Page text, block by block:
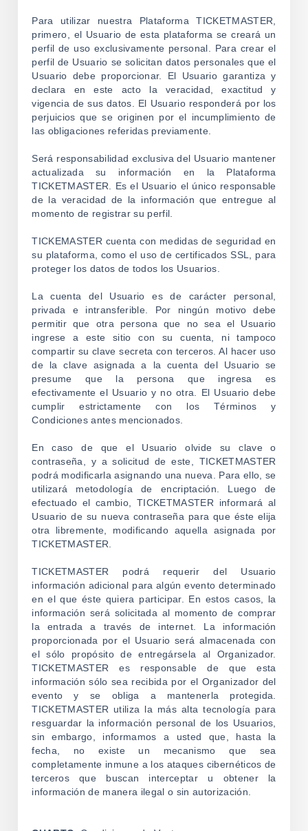
Para utilizar nuestra Plataforma TICKETMASTER,
primero, el Usuario de esta plataforma se creará un
perfil de uso exclusivamente personal. Para crear el
perfil de Usuario se solicitan datos personales que el
Usuario debe proporcionar. El Usuario garantiza y
declara en este acto la veracidad, exactitud y
vigencia de sus datos. El Usuario responderá por los
perjuicios que se originen por el incumplimiento de
las obligaciones referidas previamente.
Será responsabilidad exclusiva del Usuario mantener
actualizada su información en la Plataforma
TICKETMASTER. Es el Usuario el único responsable
de la veracidad de la información que entregue al
momento de registrar su perfil.
TICKEMASTER cuenta con medidas de seguridad en
su plataforma, como el uso de certificados SSL, para
proteger los datos de todos los Usuarios.
La cuenta del Usuario es de carácter personal,
privada e intransferible. Por ningún motivo debe
permitir que otra persona que no sea el Usuario
ingrese a este sitio con su cuenta, ni tampoco
compartir su clave secreta con terceros. Al hacer uso
de la clave asignada a la cuenta del Usuario se
presume que la persona que ingresa es
efectivamente el Usuario y no otra. El Usuario debe
cumplir estrictamente con los Términos y
Condiciones antes mencionados.
En caso de que el Usuario olvide su clave o
contraseña, y a solicitud de este, TICKETMASTER
podrá modificarla asignando una nueva. Para ello, se
utilizará metodología de encriptación. Luego de
efectuado el cambio, TICKETMASTER informará al
Usuario de su nueva contraseña para que éste elija
otra libremente, modificando aquella asignada por
TICKETMASTER.
TICKETMASTER podrá requerir del Usuario
información adicional para algún evento determinado
en el que éste quiera participar. En estos casos, la
información será solicitada al momento de comprar
la entrada a través de internet. La información
proporcionada por el Usuario será almacenada con
el sólo propósito de entregársela al Organizador.
TICKETMASTER es responsable de que esta
información sólo sea recibida por el Organizador del
evento y se obliga a mantenerla protegida.
TICKETMASTER utiliza la más alta tecnología para
resguardar la información personal de los Usuarios,
sin embargo, informamos a usted que, hasta la
fecha, no existe un mecanismo que sea
completamente inmune a los ataques cibernéticos de
terceros que buscan interceptar u obtener la
información de manera ilegal o sin autorización.